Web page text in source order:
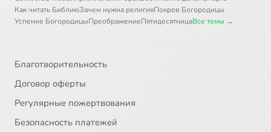
Как читать БиблиюЗачем нужна религияПокров Богородицы
Успение БогородицыПреображениеПятидесятницаВсе темы →
Благотворительность
Договор оферты
Регулярные пожертвования
Безопасность платежей